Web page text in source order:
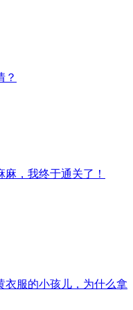
？
，我终于通关了！
衣服的小孩儿，为什么拿